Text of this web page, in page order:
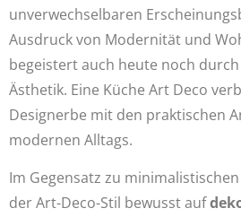
unverwechselbaren
Ausdruck von Modernität und
begeistert auch heute noch
Ästhetik. Eine Küche Art Deco
Designerbe mit den praktischen
modernen Alltags.
Im Gegensatz zu
der Art-Deco-Stil bewusst auf